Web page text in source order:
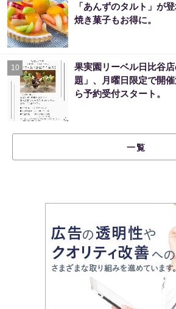
「あんずのタルト」が
焼き菓子もお得に。
10
果実園リーベル日比谷
題」、月曜日限定で開
ら予約受付スタート。
一覧